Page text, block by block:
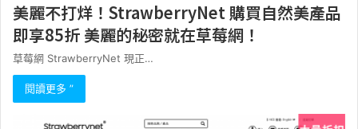
美麗不打烊！StrawberryNet 購買自然美產品
即享85折 美麗的秘密就在草莓網！
草莓網 StrawberryNet 現正…
閱讀更多 ”